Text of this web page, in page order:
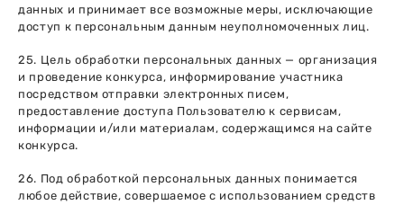
данных и принимает все возможные меры, исключающие
доступ к персональным данным неуполномоченных лиц.
25. Цель обработки персональных данных — организация
и проведение конкурса, информирование участника
посредством отправки электронных писем,
предоставление доступа Пользователю к сервисам,
информации и/или материалам, содержащимся на сайте
конкурса.
26. Под обработкой персональных данных понимается
любое действие, совершаемое с использованием средств